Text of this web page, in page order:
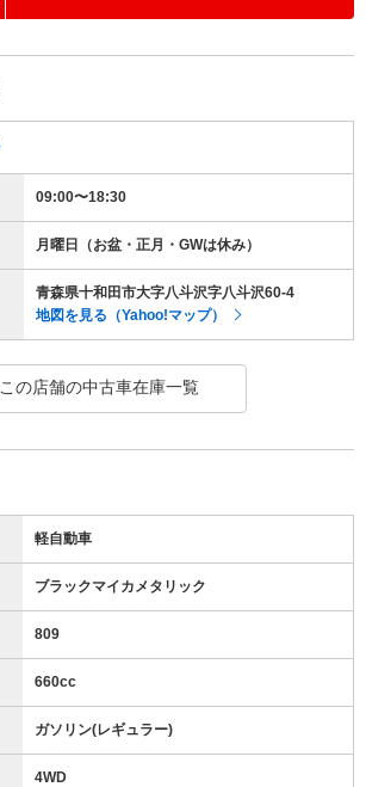
09:00〜18:30
月曜日（お盆・正月・GWは休み）
青森県十和田市大字八斗沢字八斗沢60-4
地図を見る（Yahoo!マップ）
この店舗の中古車在庫一覧
軽自動車
ブラックマイカメタリック
809
660cc
ガソリン(レギュラー)
4WD